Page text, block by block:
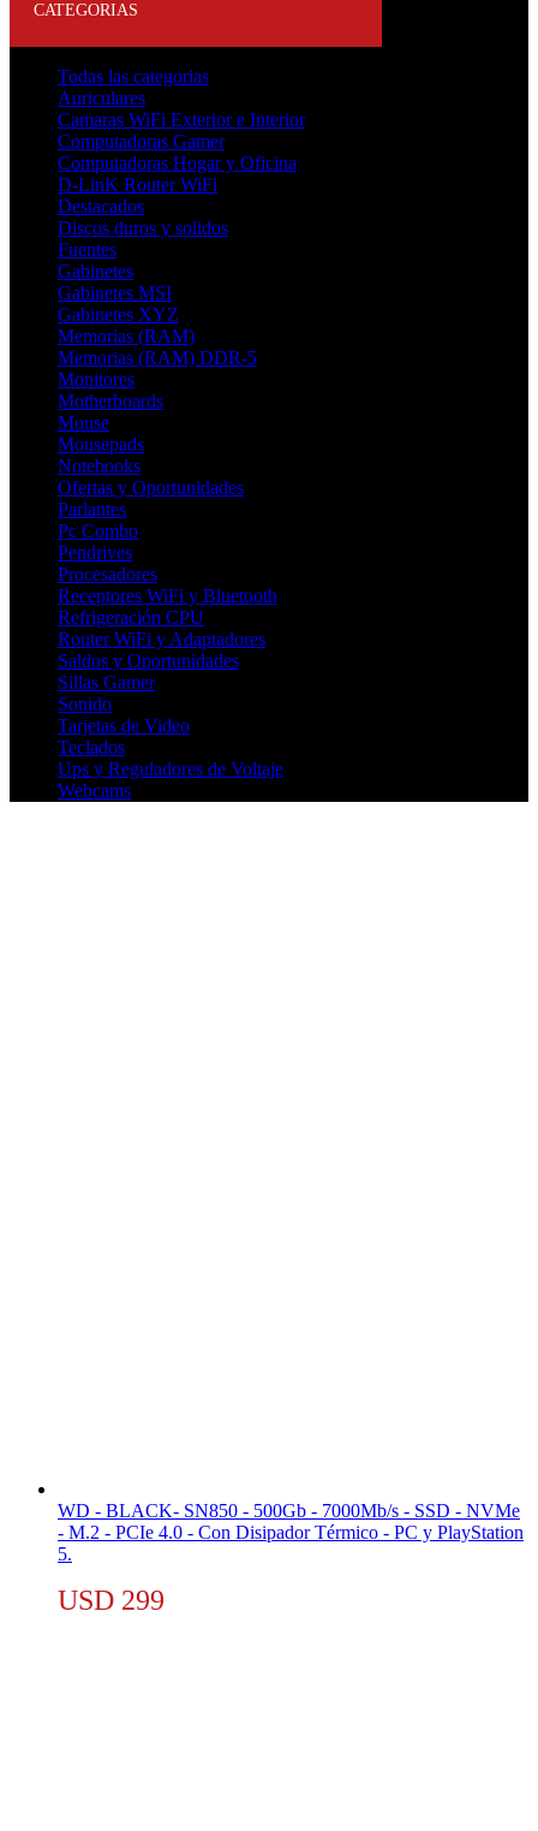
CATEGORIAS
Todas las categorias
Auriculares
Camaras WiFi Exterior e Interior
Computadoras Gamer
Computadoras Hogar y Oficina
D-LinK Router WiFi
Destacados
Discos duros y solidos
Fuentes
Gabinetes
Gabinetes MSI
Gabinetes XYZ
Memorias (RAM)
Memorias (RAM) DDR-5
Monitores
Motherboards
Mouse
Mousepads
Notebooks
Ofertas y Oportunidades
Parlantes
Pc Combo
Pendrives
Procesadores
Receptores WiFi y Bluetooth
Refrigeración CPU
Router WiFi y Adaptadores
Saldos y Oportunidades
Sillas Gamer
Sonido
Tarjetas de Video
Teclados
Ups y Reguladores de Voltaje
Webcams
WD - BLACK- SN850 - 500Gb - 7000Mb/s - SSD - NVMe
- M.2 - PCIe 4.0 - Con Disipador Térmico - PC y PlayStation
5.
USD 299